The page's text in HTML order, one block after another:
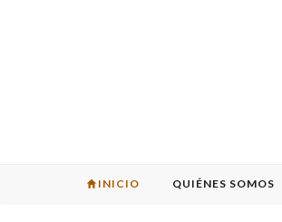
INICIO QUIÉNES SOMOS